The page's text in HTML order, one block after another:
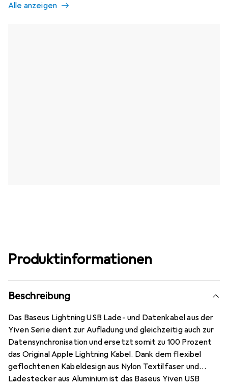
Alle anzeigen
Produktinformationen
Beschreibung
Das Baseus Lightning USB Lade- und Datenkabel aus der
Yiven Serie dient zur Aufladung und gleichzeitig auch zur
Datensynchronisation und ersetzt somit zu 100 Prozent
das Original Apple Lightning Kabel. Dank dem flexibel
geflochtenen Kabeldesign aus Nylon Textilfaser und
Ladestecker aus Aluminium ist das Baseus Yiven USB